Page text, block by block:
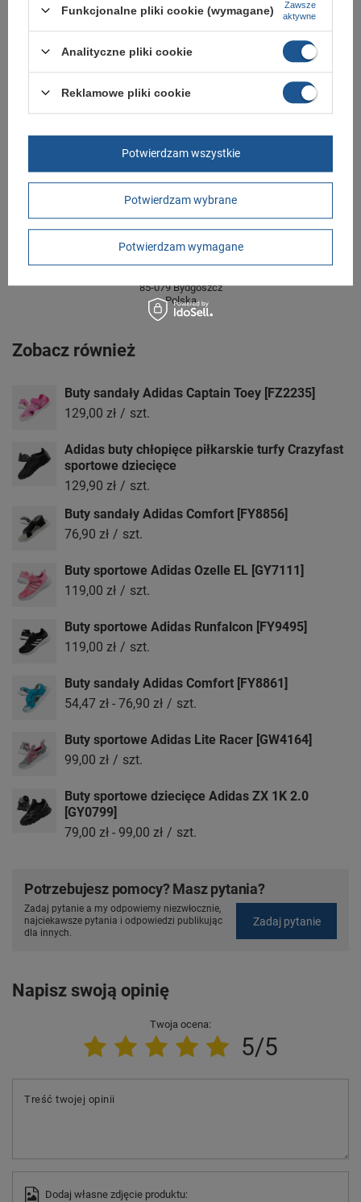
Długość towaru w
centymetrach
Więcej
Szerokość towaru w
centymetrach
Więcej
centymetrach
Więcej
GWARANCJA
Czas na reklamację z tytułu rękojmi
2 lata
Adres do reklamacji
Butomania.pl
85-079 Bydgoszcz
Polska
Zobacz również
Buty sandały Adidas Captain Toey [FZ2235]
129,00 zł / szt.
Adidas buty chłopięce piłkarskie turfy Crazyfast
sportowe dziecięce
129,90 zł / szt.
Buty sandały Adidas Comfort [FY8856]
76,90 zł / szt.
Buty sportowe Adidas Ozelle EL [GY7111]
119,00 zł / szt.
Buty sportowe Adidas Runfalcon [FY9495]
119,00 zł / szt.
Buty sandały Adidas Comfort [FY8861]
54,47 zł - 76,90 zł / szt.
Buty sportowe Adidas Lite Racer [GW4164]
99,00 zł / szt.
Buty sportowe dziecięce Adidas ZX 1K 2.0
[GY0799]
79,00 zł - 99,00 zł / szt.
Potrzebujesz pomocy? Masz pytania?
Zadaj pytanie a my odpowiemy niezwłocznie,
najciekawsze pytania i odpowiedzi publikując
dla innych.
Zadaj pytanie
Napisz swoją opinię
Twoja ocena:
5/5
Treść twojej opinii
Dodaj własne zdjęcie produktu:
Funkcjonalne pliki cookie (wymagane)
Zawsze
aktywne
Analityczne pliki cookie
Reklamowe pliki cookie
Potwierdzam wybrane
Potwierdzam wymagane
Potwierdzam wszystkie